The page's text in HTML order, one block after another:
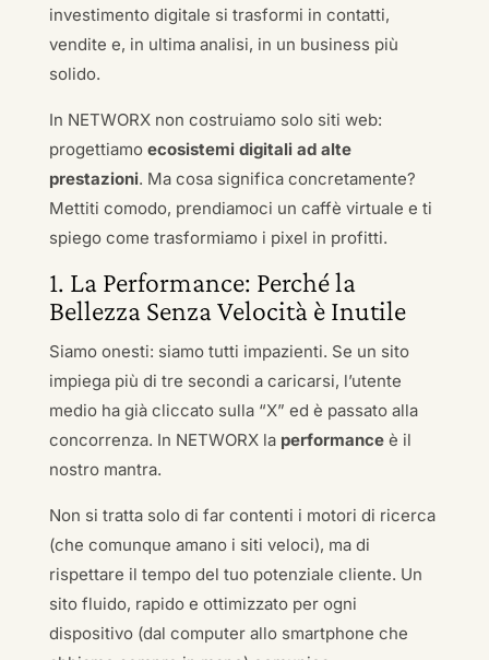
investimento digitale si trasformi in contatti,
vendite e, in ultima analisi, in un business più
solido.
In NETWORX non costruiamo solo siti web:
progettiamo ecosistemi digitali ad alte
prestazioni. Ma cosa significa concretamente?
Mettiti comodo, prendiamoci un caffè virtuale e ti
spiego come trasformiamo i pixel in profitti.
1. La Performance: Perché la
Bellezza Senza Velocità è Inutile
Siamo onesti: siamo tutti impazienti. Se un sito
impiega più di tre secondi a caricarsi, l’utente
medio ha già cliccato sulla “X” ed è passato alla
concorrenza. In NETWORX la performanceè il
nostro mantra.
Non si tratta solo di far contenti i motori di ricerca
(che comunque amano i siti veloci), ma di
rispettare il tempo del tuo potenziale cliente. Un
sito fluido, rapido e ottimizzato per ogni
dispositivo (dal computer allo smartphone che